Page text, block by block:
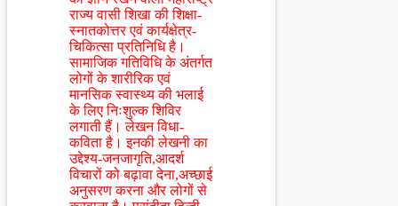
राज्य वासी शिखा की शिक्षा-
स्नातकोत्तर एवं कार्यक्षेत्र-
चिकित्सा प्रतिनिधि है।
सामाजिक गतिविधि के अंतर्गत
लोगों के शारीरिक एवं
मानसिक स्वास्थ्य की भलाई
के लिए निःशुल्क शिविर
लगाती हैं। लेखन विधा-
कविता है। इनकी लेखनी का
उद्देश्य-जनजागृति,आदर्श
विचारों को बढ़ावा देना,अच्छाई
अनुसरण करना और लोगों से